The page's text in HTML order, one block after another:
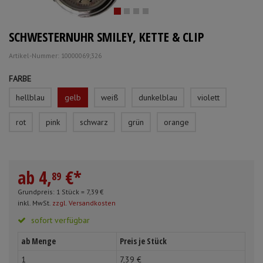
Ärmelschoner
Unterlagen und
SCHWESTERNUHR SMILEY, KETTE & CLIP
Artikel-Nummer: 10000069;326
FARBE
hellblau
gelb weiß dunkelblau violett
rot pink schwarz grün orange
ab 4,89 €*
Grundpreis: 1 Stück = 7,39 €
inkl. MwSt. zzgl. Versandkosten
sofort verfügbar
ab Menge Preis je Stück
1 7,39 €